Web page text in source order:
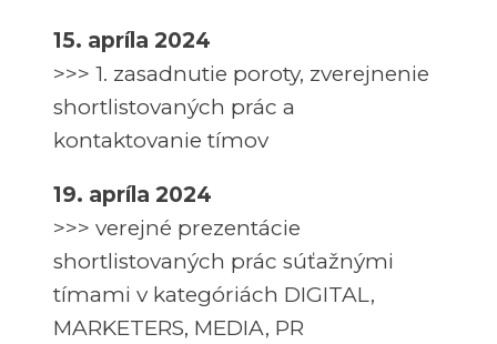
15. apríla 2024
>>> 1. zasadnutie poroty, zverejnenie
shortlistovaných prác a
kontaktovanie tímov
19. apríla 2024
>>> verejné prezentácie
shortlistovaných prác súťažnými
tímami v kategóriách DIGITAL,
MARKETERS, MEDIA, PR